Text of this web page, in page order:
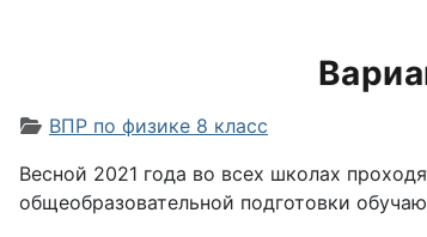
Информация о материале
ВПР по физике 8 класс
Весной 2021 года во всех школах
общеобразовательной подготовки